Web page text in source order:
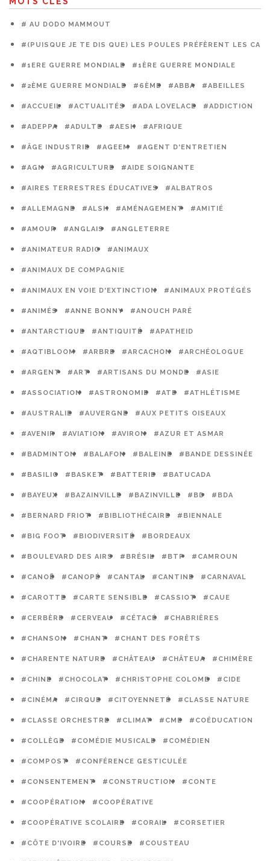
# AU DODO MAMMOUT
#(PUISQUE JE TE DIS QUE) LES POULES PRÉFÈRENT LES
#1ERE GUERRE MONDIALE #1ÈRE GUERRE MONDIALE
#2ÈME GUERRE MONDIALE #6ÈME #ABBA #ABEILLES
#ACCUEIL #ACTUALITÉS #ADA LOVELACE #ADDICTION
#ADEPPA #ADULTE #AESH #AFRIQUE
#ÂGE INDUSTRIE #AGEEM #AGENT D'ENTRETIEN
#AGN #AGRICULTURE #AIDE SOIGNANTE
#AIRES TERRESTRES ÉDUCATIVES #ALBATROS
#ALLEMAGNE #ALSH #AMÉNAGEMENT #AMITIÉ
#AMOUR #ANGLAIS #ANGLETERRE
#ANIMATEUR RADIO #ANIMAUX
#ANIMAUX DE COMPAGNIE
#ANIMAUX EN VOIE D'EXTINCTION #ANIMAUX PROTÉGÉS
#ANIMÉS #ANNE BONNY #ANOUCH PARÉ
#ANTARCTIQUE #ANTIQUITÉ #APATHEID
#AQTIBLOOM #ARBRE #ARCACHON #ARCHÉOLOGUE
#ARGENT #ART #ARTISANS DU MONDE #ASIE
#ASSOCIATION #ASTRONOMIE #ATE #ATHLÉTISME
#AUSTRALIE #AUVERGNE #AUX PETITS OISEAUX
#AVENIR #AVIATION #AVIRON #AZUR ET ASMAR
#BADMINTON #BALAFON #BALEINE #BANDE DESSINÉE
#BASILIC #BASKET #BATTERIE #BATUCADA
#BAYEUX #BAZAINVILLE #BAZINVILLE #BD #BDA
#BERNARD FRIOT #BIBLIOTHÉCAIRE #BIENNALE
#BIG FOOT #BIODIVERSITÉ #BORDEAUX
#BOULEVARD DES AIRS #BRÉSIL #BTP #CAMROUN
#CANOË #CANOPÉ #CANTAL #CANTINE #CARNAVAL
#CAROTTE #CARTE SENSIBLE #CASSIOT #CAUE
#CERBÈRE #CERVEAU #CÉTACÉ #CHABRIÈRES
#CHANSON #CHANT #CHANT DES FORÊTS
#CHARENTE NATURE #CHÂTEAU #CHÂTEUA #CHIMÈRE
#CHINE #CHOCOLAT #CHRISTOPHE COLOMB #CIDE
#CINÉMA #CIRQUE #CITOYENNETÉ #CLASSE NATURE
#CLASSE ORCHESTRE #CLIMAT #CME #COÉDUCATION
#COLLÈGE #COMÉDIE MUSICALE #COMÉDIEN
#COMPOST #CONFÉRENCE GESTICULÉE
#CONSENTEMENT #CONSTRUCTION #CONTE
#COOPÉRATION #COOPÉRATIVE
#COOPÉRATIVE SCOLAIRE #CORAIL #CORSETIER
#CÔTE D'IVOIRE #COURSE #COUSTEAU